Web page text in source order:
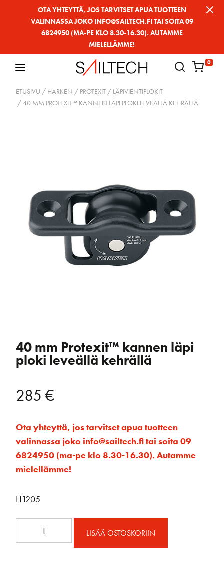
OTA YHTEYTTÄ, JOS TARVITSET APUA TUOTTEEN
VALINNASSA JOKO INFO@SAILTECH.FI TAI SOITA 09
6824950 (MA-PE KLO 8.30-16.30). AUTAMME
MIELELLÄMME!
0
ETUSIVU / HARKEN / PROTEXIT / LÄPIVIENTIPLOKIT
/ 40 MM PROTEXIT™ KANNEN LÄPI PLOKI LEVEÄLLÄ KEHRÄLLÄ
40 mm Protexit™ kannen läpi
ploki leveällä kehrällä
285 €
Ota yhteyttä, jos tarvitset apua tuotteen
valinnassa joko info@sailtech.fi tai soita 09
6824950 (ma-pe klo 8.30-16.30). Autamme
mielellämme!
H1205
LISÄÄ OSTOSKORIIN